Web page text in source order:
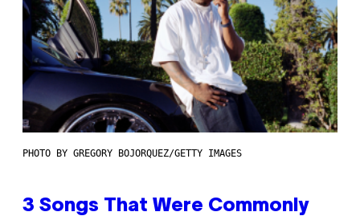
PHOTO BY GREGORY BOJORQUEZ/GETTY IMAGES
3 Songs That Were Commonly